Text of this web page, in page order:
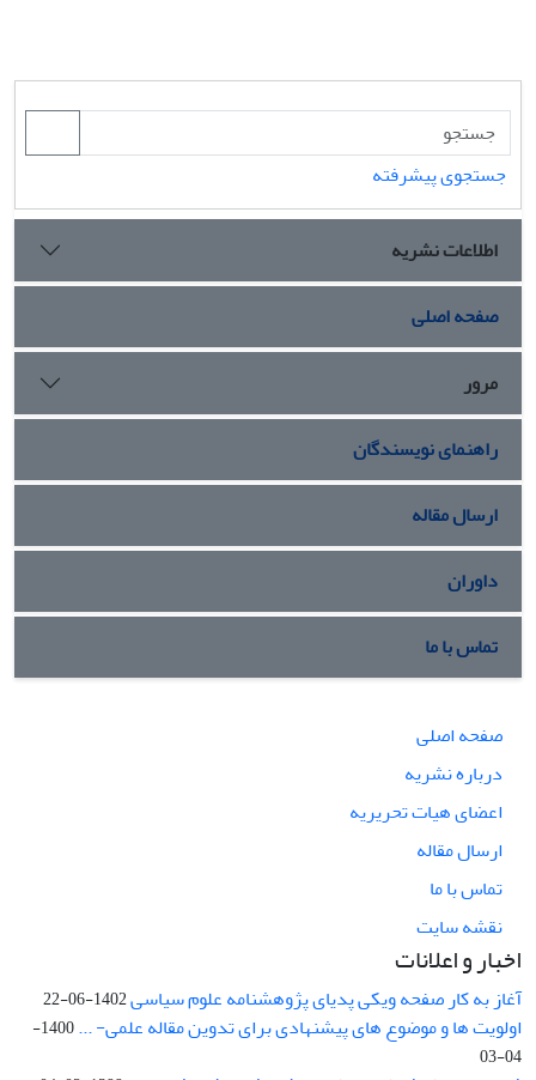
جستجوی پیشرفته
اطلاعات نشریه
صفحه اصلی
مرور
راهنمای نویسندگان
ارسال مقاله
داوران
تماس با ما
صفحه اصلی
درباره نشریه
اعضای هیات تحریریه
ارسال مقاله
تماس با ما
نقشه سایت
اخبار و اعلانات
آغاز به کار صفحه ویکی پدیای پژوهشنامه علوم سیاسی1402-06-22
اولویت ها و موضوع های پیشنهادی برای تدوین مقاله علمی- ...
1400-
04-03